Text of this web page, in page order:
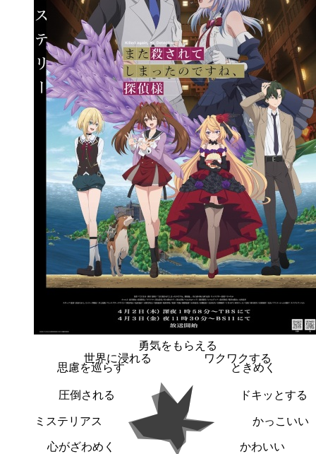
勇気をもらえる
ワクワクする
ときめく
ドキッとする
かっこいい
かわいい
心がざわめく
ミステリアス
圧倒される
思慮を巡らす
世界に浸れる